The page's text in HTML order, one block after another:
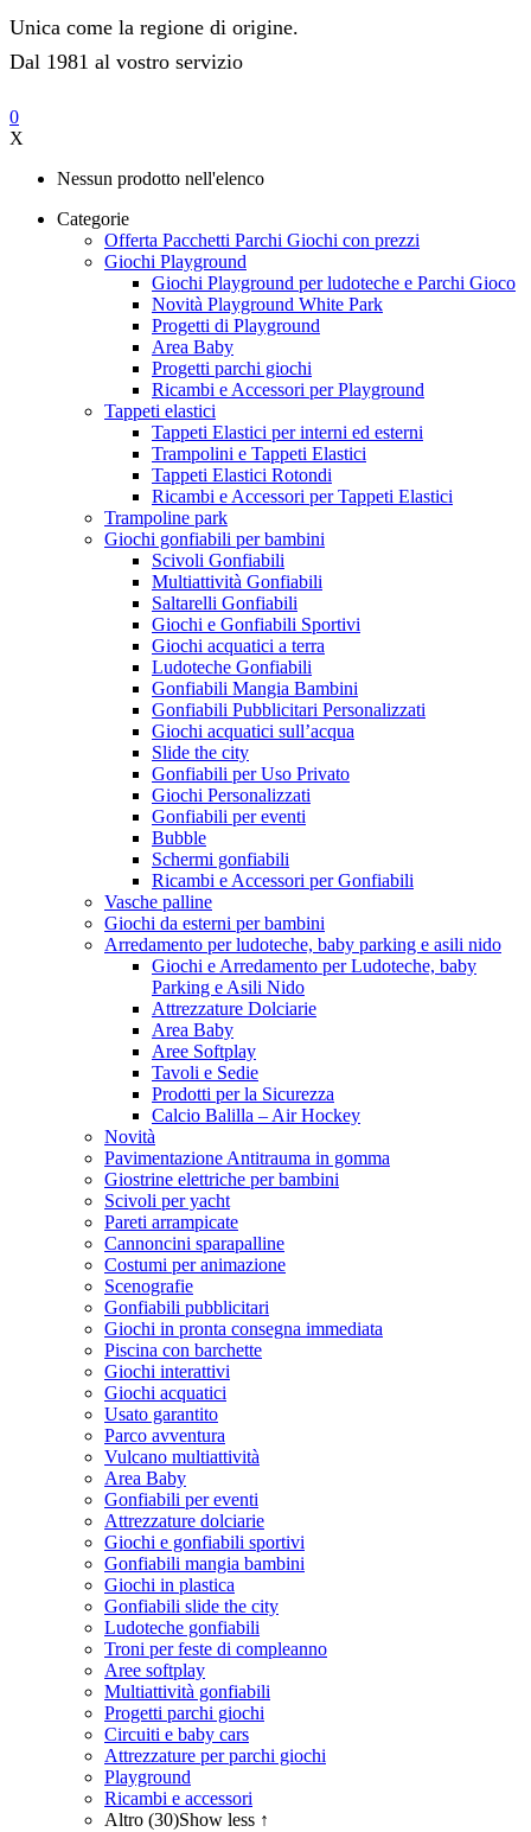
Unica come la regione di origine.
Dal 1981 al vostro servizio
0
X
Nessun prodotto nell'elenco
Categorie
Offerta Pacchetti Parchi Giochi con prezzi
Giochi Playground
Giochi Playground per ludoteche e Parchi Gioco
Novità Playground White Park
Progetti di Playground
Area Baby
Progetti parchi giochi
Ricambi e Accessori per Playground
Tappeti elastici
Tappeti Elastici per interni ed esterni
Trampolini e Tappeti Elastici
Tappeti Elastici Rotondi
Ricambi e Accessori per Tappeti Elastici
Trampoline park
Giochi gonfiabili per bambini
Scivoli Gonfiabili
Multiattività Gonfiabili
Saltarelli Gonfiabili
Giochi e Gonfiabili Sportivi
Giochi acquatici a terra
Ludoteche Gonfiabili
Gonfiabili Mangia Bambini
Gonfiabili Pubblicitari Personalizzati
Giochi acquatici sull’acqua
Slide the city
Gonfiabili per Uso Privato
Giochi Personalizzati
Gonfiabili per eventi
Bubble
Schermi gonfiabili
Ricambi e Accessori per Gonfiabili
Vasche palline
Giochi da esterni per bambini
Arredamento per ludoteche, baby parking e asili nido
Giochi e Arredamento per Ludoteche, baby
Parking e Asili Nido
Attrezzature Dolciarie
Area Baby
Aree Softplay
Tavoli e Sedie
Prodotti per la Sicurezza
Calcio Balilla – Air Hockey
Novità
Pavimentazione Antitrauma in gomma
Giostrine elettriche per bambini
Scivoli per yacht
Pareti arrampicate
Cannoncini sparapalline
Costumi per animazione
Scenografie
Gonfiabili pubblicitari
Giochi in pronta consegna immediata
Piscina con barchette
Giochi interattivi
Giochi acquatici
Usato garantito
Parco avventura
Vulcano multiattività
Area Baby
Gonfiabili per eventi
Attrezzature dolciarie
Giochi e gonfiabili sportivi
Gonfiabili mangia bambini
Giochi in plastica
Gonfiabili slide the city
Ludoteche gonfiabili
Troni per feste di compleanno
Aree softplay
Multiattività gonfiabili
Progetti parchi giochi
Circuiti e baby cars
Attrezzature per parchi giochi
Playground
Ricambi e accessori
Altro (30)Show less ↑